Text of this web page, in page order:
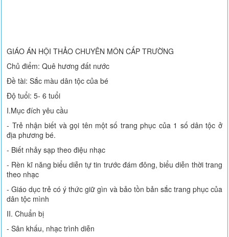
GIÁO ÁN HỘI THẢO CHUYÊN MÔN CẤP TRƯỜNG
Chủ điểm: Quê hương đất nước
Đề tài: Sắc màu dân tộc của bé
Độ tuổi: 5- 6 tuổi
I.Mục đích yêu cầu
- Trẻ nhận biết và gọi tên một số trang phục của 1 số dân tộc ở
địa phương bé.
- Biết nhảy sạp theo điệu nhạc
- Rèn kĩ năng biểu diễn tự tin trước đám đông, biểu diễn thời trang
theo nhạc
- Giáo dục trẻ có ý thức giữ gìn và bảo tồn bản sắc trang phục của
dân tộc mình
II. Chuẩn bị
- Sân khấu, nhạc trình diễn